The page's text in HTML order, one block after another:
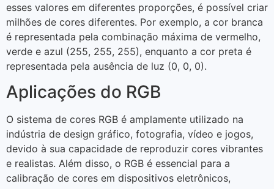
esses valores em diferentes proporções, é possível criar
milhões de cores diferentes. Por exemplo, a cor branca
é representada pela combinação máxima de vermelho,
verde e azul (255, 255, 255), enquanto a cor preta é
representada pela ausência de luz (0, 0, 0).
Aplicações do RGB
O sistema de cores RGB é amplamente utilizado na
indústria de design gráfico, fotografia, vídeo e jogos,
devido à sua capacidade de reproduzir cores vibrantes
e realistas. Além disso, o RGB é essencial para a
calibração de cores em dispositivos eletrônicos,